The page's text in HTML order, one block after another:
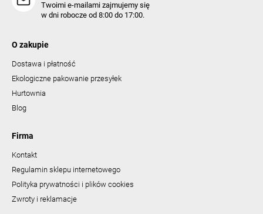
Twoimi e-mailami zajmujemy się
w dni robocze od 8:00 do 17:00.
O zakupie
Dostawa i płatność
Ekologiczne pakowanie przesyłek
Hurtownia
Blog
Firma
Kontakt
Regulamin sklepu internetowego
Polityka prywatności i plików cookies
Zwroty i reklamacje